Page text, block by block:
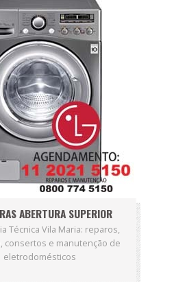
ABERTURA SUPERIOR
Técnica Vila Maria: reparos,
consertos e manutenção de
eletrodomésticos